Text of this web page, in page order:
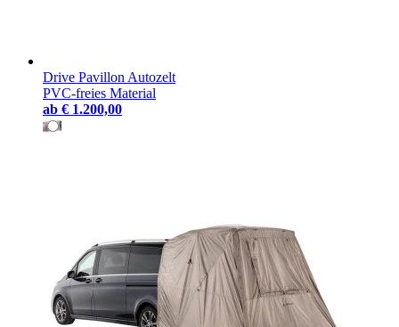
Drive Pavillon Autozelt
PVC-freies Material
ab € 1.200,00